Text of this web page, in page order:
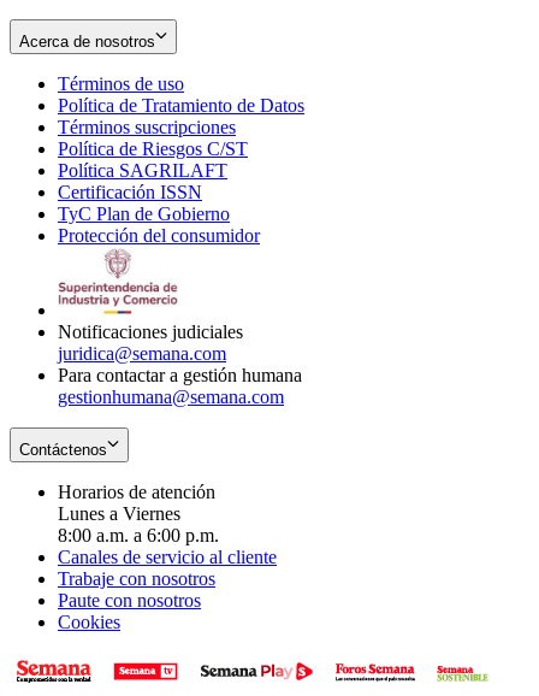
Acerca de nosotros
Términos de uso
in
new
window
Política de Tratamiento de Datos
Términos suscripciones
in
Política de Riesgos C/ST
Política SAGRILAFT
new
window
Certificación ISSN
in
new
TyC Plan de Gobierno
in
Protección del consumidorOpens
Notificaciones judiciales
juridica@semana.com
Para contactar a gestión humana
gestionhumana@semana.com
Contáctenos
Horarios de atención
Lunes a Viernes
8:00 a.m. a 6:00 p.m.
Canales de servicio al cliente
Trabaje con nosotros
Paute con nosotros
Cookies